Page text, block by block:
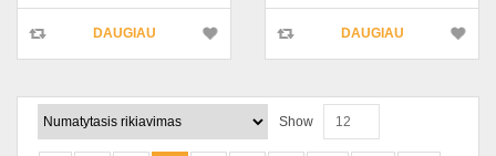
DAUGIAU DAUGIAU
Show 12